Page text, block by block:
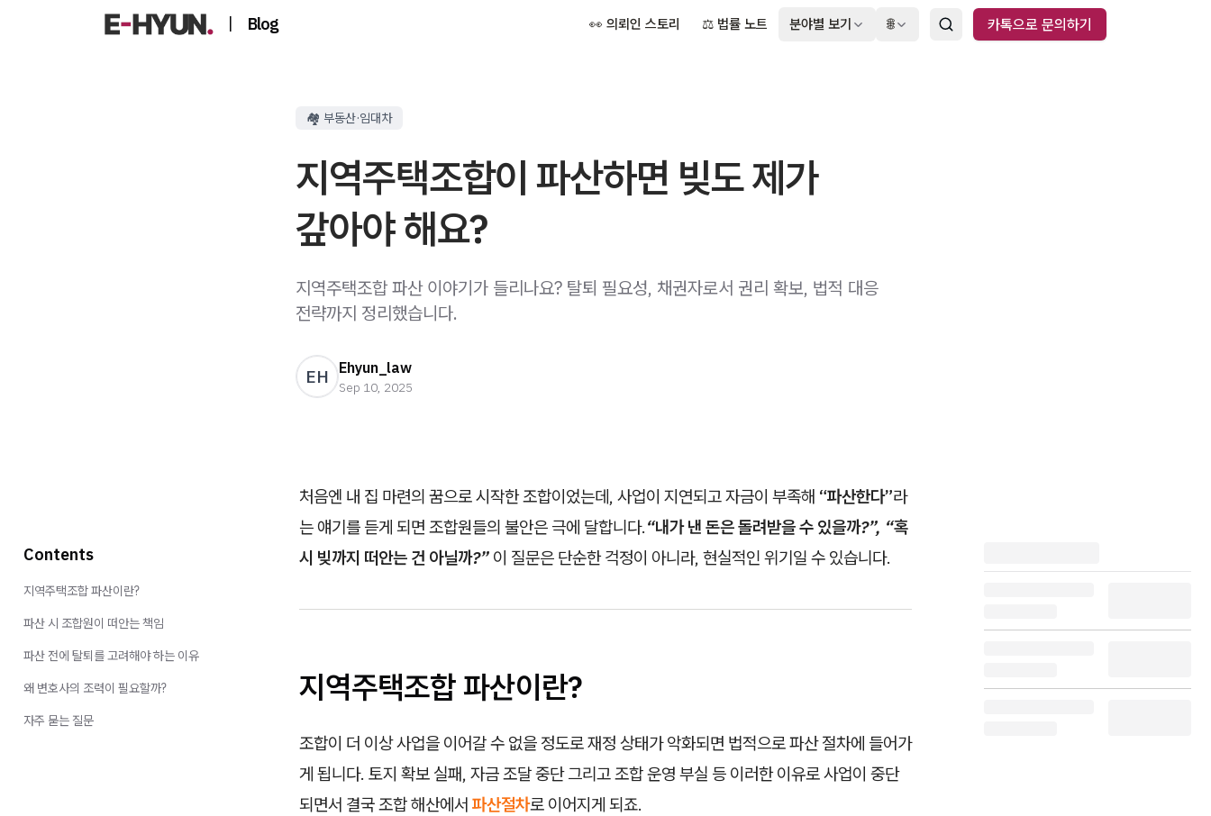
| Blog 👀 의뢰인 스토리 ⚖️ 법률 노트 분야별 보기 🌐 카톡으로 문의하기
🏘️ 부동산·임대차
지역주택조합이 파산하면 빚도 제가
갚아야 해요?
지역주택조합 파산 이야기가 들리나요? 탈퇴 필요성, 채권자로서 권리 확보, 법적 대응
전략까지 정리했습니다.
EH Ehyun_law
Sep 10, 2025
처음엔 내 집 마련의 꿈으로 시작한 조합이었는데, 사업이 지연되고 자금이 부족해 “파산한다”라
는 얘기를 듣게 되면 조합원들의 불안은 극에 달합니다.“내가 낸 돈은 돌려받을 수 있을까?”, “혹
시 빚까지 떠안는 건 아닐까?” 이 질문은 단순한 걱정이 아니라, 현실적인 위기일 수 있습니다.
지역주택조합 파산이란?
조합이 더 이상 사업을 이어갈 수 없을 정도로 재정 상태가 악화되면 법적으로 파산 절차에 들어가
게 됩니다. 토지 확보 실패, 자금 조달 중단 그리고 조합 운영 부실 등 이러한 이유로 사업이 중단
되면서 결국 조합 해산에서 파산절차로 이어지게 되죠.
Contents
지역주택조합 파산이란?
파산 시 조합원이 떠안는 책임
파산 전에 탈퇴를 고려해야 하는 이유
왜 변호사의 조력이 필요할까?
자주 묻는 질문